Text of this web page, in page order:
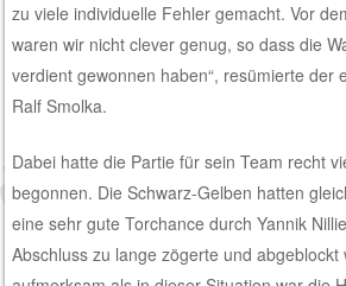
zu viele individuelle Fehler gemacht. Vor
waren wir nicht clever genug, so dass die
verdient gewonnen haben“, resümierte der
Ralf Smolka.
Dabei hatte die Partie für sein Team recht
begonnen. Die Schwarz-Gelben hatten
eine sehr gute Torchance durch Yannik
Abschluss zu lange zögerte und abgeblockt